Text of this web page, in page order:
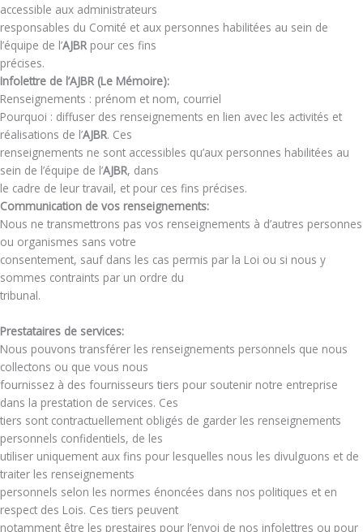
accessible aux administrateurs
responsables du Comité et aux personnes habilitées au sein de
l’équipe de l’AJBR pour ces fins
précises.
Infolettre de l’AJBR (Le Mémoire):
Renseignements : prénom et nom, courriel
Pourquoi : diffuser des renseignements en lien avec les activités et
réalisations de l’AJBR. Ces
renseignements ne sont accessibles qu’aux personnes habilitées au
sein de l’équipe de l’AJBR, dans
le cadre de leur travail, et pour ces fins précises.
Communication de vos renseignements:
Nous ne transmettrons pas vos renseignements à d’autres personnes
ou organismes sans votre
consentement, sauf dans les cas permis par la Loi ou si nous y
sommes contraints par un ordre du
tribunal.
Prestataires de services:
Nous pouvons transférer les renseignements personnels que nous
collectons ou que vous nous
fournissez à des fournisseurs tiers pour soutenir notre entreprise
dans la prestation de services. Ces
tiers sont contractuellement obligés de garder les renseignements
personnels confidentiels, de les
utiliser uniquement aux fins pour lesquelles nous les divulguons et de
traiter les renseignements
personnels selon les normes énoncées dans nos politiques et en
respect des Lois. Ces tiers peuvent
notamment être les prestaires pour l’envoi de nos infolettres ou pour